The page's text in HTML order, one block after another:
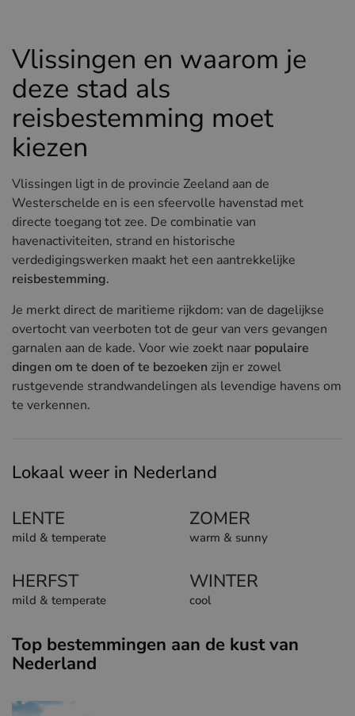
Hotels in Duinkerke (FR)
Vlissingen en waarom je
deze stad als
reisbestemming moet
kiezen
Vlissingen ligt in de provincie Zeeland aan de
Westerschelde en is een sfeervolle havenstad met
directe toegang tot zee. De combinatie van
havenactiviteiten, strand en historische
verdedigingswerken maakt het een aantrekkelijke
reisbestemming.
Je merkt direct de maritieme rijkdom: van de dagelijkse
overtocht van veerboten tot de geur van vers gevangen
garnalen aan de kade. Voor wie zoekt naar populaire
dingen om te doen of te bezoeken zijn er zowel
rustgevende strandwandelingen als levendige havens om
te verkennen.
Lokaal weer in Nederland
LENTE
mild & temperate
ZOMER
warm & sunny
HERFST
mild & temperate
WINTER
cool
Top bestemmingen aan de kust van
Nederland